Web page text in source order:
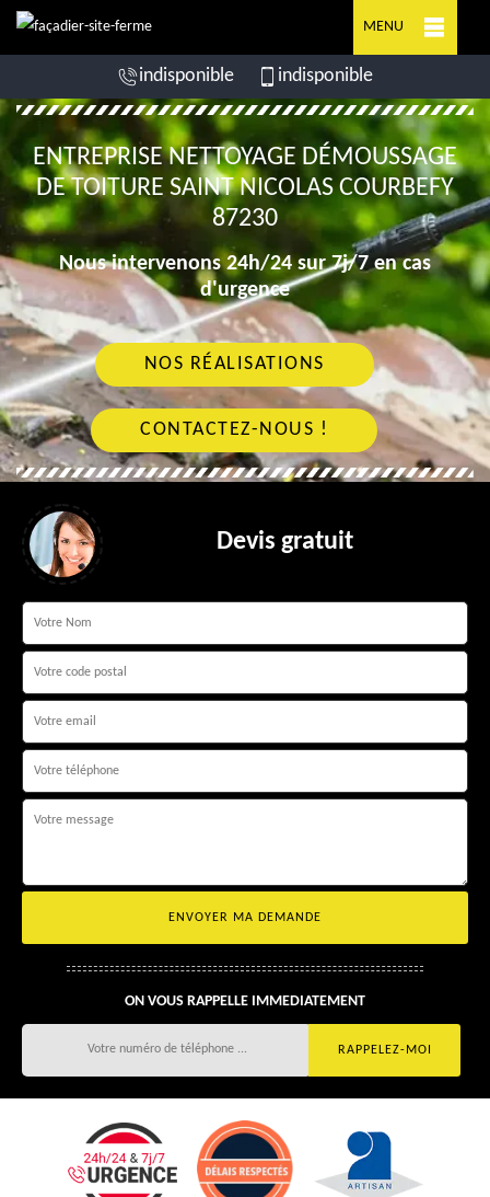
MENU
indisponible indisponible
ENTREPRISE NETTOYAGE DÉMOUSSAGE
DE TOITURE SAINT NICOLAS COURBEFY
87230
Nous intervenons 24h/24 sur 7j/7 en cas
d'urgence
NOS RÉALISATIONS
CONTACTEZ-NOUS !
Devis gratuit
ON VOUS RAPPELLE IMMEDIATEMENT